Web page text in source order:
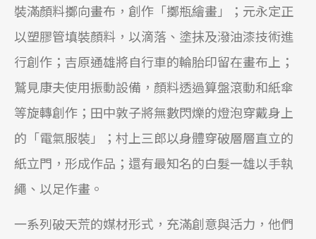
裝滿顏料擲向畫布，創作「擲瓶繪畫」；元永定正
以塑膠管填裝顏料，以滴落、塗抺及潑油漆技術進
行創作；吉原通雄將自行車的輪胎印留在畫布上；
鷲見康夫使用振動設備，顏料透過算盤滾動和紙傘
等旋轉創作；田中敦子將無數閃爍的燈泡穿戴身上
的「電氣服裝」；村上三郎以身體穿破層層直立的
紙立門，形成作品；還有最知名的白髮一雄以手執
繩、以足作畫。
一系列破天荒的媒材形式，充滿創意與活力，他們